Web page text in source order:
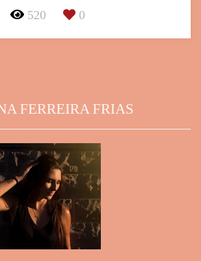
520 0
FERREIRA FRIAS